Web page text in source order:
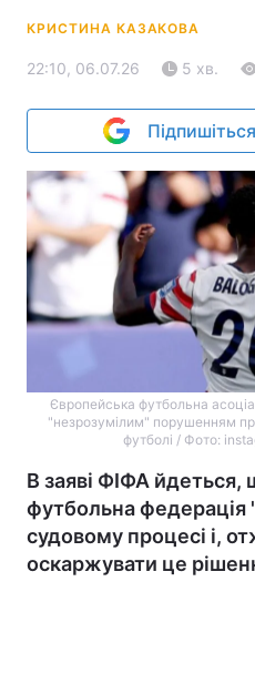
КРИСТИНА КАЗАКОВА
22:10, 06.07.26 5 хв.
Європейська футбольна
"незрозумілим" порушенням
футболі / Фото:
В заяві ФІФА йдеться,
футбольна федерація
судовому процесі і,
оскаржувати це